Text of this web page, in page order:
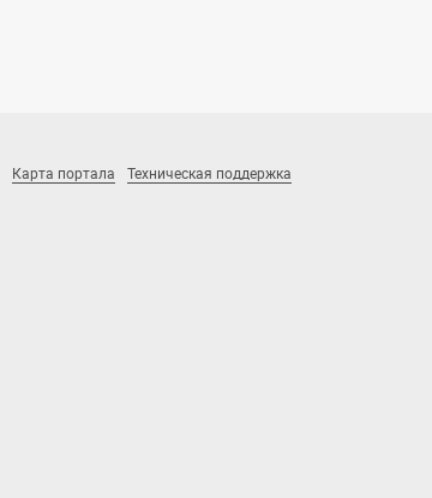
Карта портала Техническая поддержка